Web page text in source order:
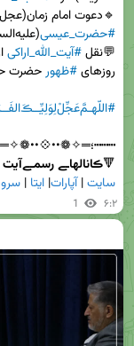
🔹دعوت امام زمان(عجل‌الله‌تعالی‌فرجه الشریف) از
#حضرت_عیسی
💬نقل #آیت_الله_اراکی
روزهای #ظهور
#اللّهـمَّ‌عَجِّلْ‌لِوَلِیِّــڪَ‌الفَــرَج
🔻ڪانالهاـے
سایت | آپارات| ایتا |
1 ۶:۲